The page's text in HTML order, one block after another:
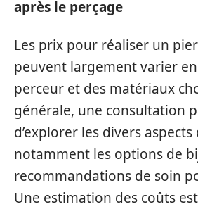
après le perçage
Les prix pour réaliser un
peuvent largement varier
perceur et des matériaux
générale, une consultation
d’explorer les divers
notamment les options de
recommandations de soin
Une estimation des coûts